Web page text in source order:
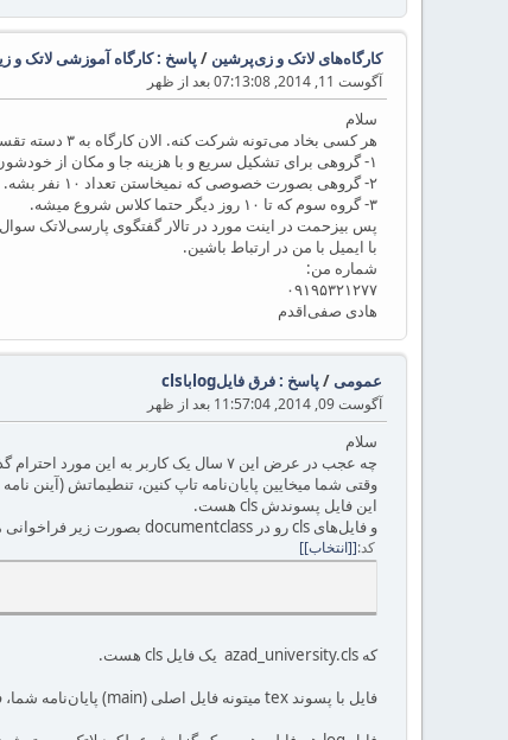
کارگاه‌های لاتک و زی‌پرشین / پاسخ : کارگاه آموزشی لاتک و
آگوست 11, 2014, 07:13:08 بعد از ظهر
سلام
هر کسی بخاد می‌تونه شرکت کنه. الان کارگاه به ۳ دسته تقسیم شد.
۱- گروهی برای تشکیل سریع و با هزینه جا و مکان از خودشون
۲- گروهی بصورت خصوصی که نمیخاستن تعداد ۱۰ نفر بشه.
۳- گروه سوم که تا ۱۰ روز دیگر حتما کلاس شروع میشه.
پس بیزحمت در اینت مورد در تالار گفتگوی پارسی‌لاتک
با ایمیل با من در ارتباط باشین.
شماره من:
۰۹۱۹۵۳۲۱۲۷۷
هادی صفی‌اقدم
عمومی / پاسخ : فرق فایلlogباcls
آگوست 09, 2014, 11:57:04 بعد از ظهر
سلام
چه عجب در عرض این ۷ سال یک کاربر به این مورد احترام گذاشت. ازتون ممنونم. نمونه یک انسان محترم و با دقت هستین.
وقتی شما میخایین پایان‌نامه تاپ کنین، تنطیماتش (آینن
این فایل پسوندش cls هست.
و فایل‌های cls رو در documentclass بصورت زیر فراخوانی میکنن.
کد [انتخاب]
که azad_university.cls یک فایل cls هست.
فایل با پسوند tex میتونه فایل اصلی (main) پایان‌نامه شما، فصل ۱، فصل ۲، واژّ‌نامه و ... باشه.